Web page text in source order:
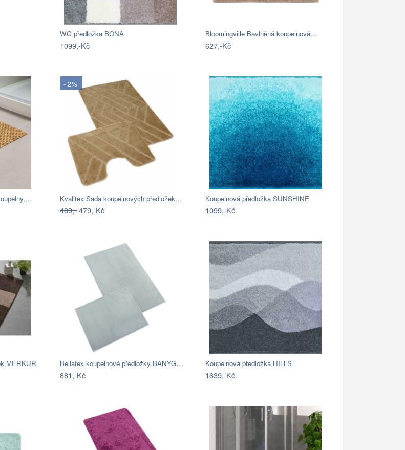
WC předložka BONA
1099,-Kč
Bloomingville Bavlněná koupelnová…
627,-Kč
- 2%
Kvalitex Sada koupelnových předložek…
489,-479,-Kč
Koupelnová předložka SUNSHINE
1099,-Kč
MERKUR Bellatex koupelnové předložky BANYGOLD…
881,-Kč
Koupelnová předložka HILLS
1639,-Kč